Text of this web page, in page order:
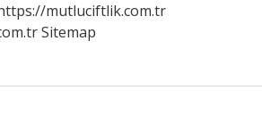
mutluciftlik.com.tr
Sitemap